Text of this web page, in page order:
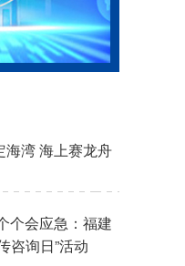
海湾 海上赛龙舟
个会应急：福建
咨询日”活动